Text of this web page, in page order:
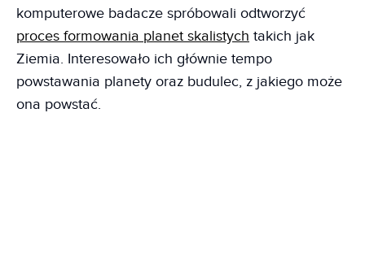
komputerowe badacze spróbowali odtworzyć
proces formowania planet skalistych takich jak
Ziemia. Interesowało ich głównie tempo
powstawania planety oraz budulec, z jakiego może
ona powstać.